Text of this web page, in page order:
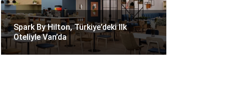
Spark By Hilton, Türkiye’deki Ilk
Oteliyle Van’da